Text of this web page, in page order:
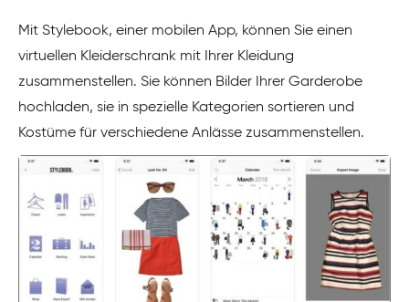
Mit Stylebook, einer mobilen App, können Sie einen
virtuellen Kleiderschrank mit Ihrer Kleidung
zusammenstellen. Sie können Bilder Ihrer Garderobe
hochladen, sie in spezielle Kategorien sortieren und
Kostüme für verschiedene Anlässe zusammenstellen.